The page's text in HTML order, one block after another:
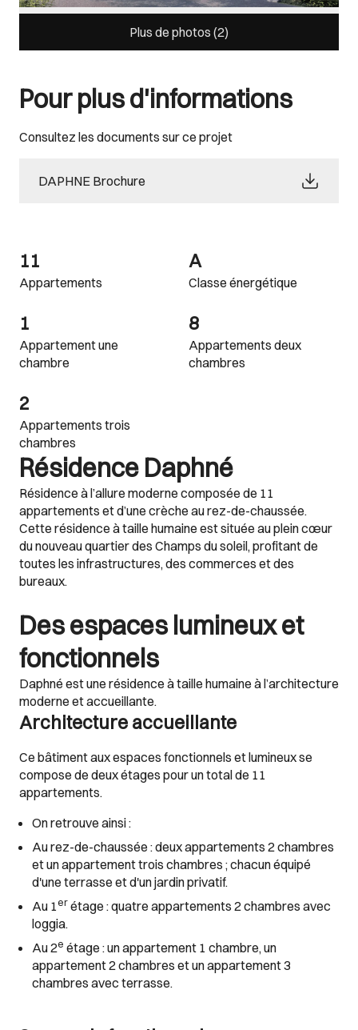
Plus de photos (2)
Pour plus d'informations
Consultez les documents sur ce projet
DAPHNE Brochure
Résidence Daphné
Résidence à l’allure moderne composée de 11
appartements et d’une crèche au rez-de-chaussée.
Cette résidence à taille humaine est située au plein cœur
du nouveau quartier des Champs du soleil, profitant de
toutes les infrastructures, des commerces et des
bureaux.
Des espaces lumineux et
fonctionnels
Daphné est une résidence à taille humaine à l’architecture
moderne et accueillante.
Architecture accueillante
Ce bâtiment aux espaces fonctionnels et lumineux se
compose de deux étages pour un total de 11
appartements.
On retrouve ainsi :
Au rez-de-chaussée : deux appartements 2 chambres
et un appartement trois chambres ; chacun équipé
d'une terrasse et d'un jardin privatif.
Au 1 er étage : quatre appartements 2 chambres avec
loggia.
Au 2e étage : un appartement 1 chambre, un
appartement 2 chambres et un appartement 3
chambres avec terrasse.
11
Appartements
A
Classe énergétique
1
Appartement une
chambre
8
Appartements deux
chambres
2
Appartements trois
chambres